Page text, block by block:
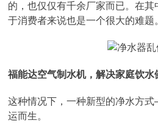
的，也仅仅有千余厂家而已。在
于消费者来说也是一个很大的难题
福能达空气制水机，解决家庭饮水
这种情况下，一种新型的净水方
运而生。